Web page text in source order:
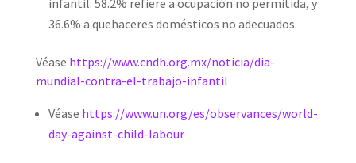
36.6% a quehaceres domésticos no adecuados.
Véase https://www.cndh.org.mx/noticia/dia-
mundial-contra-el-trabajo-infantil
Véase https://www.un.org/es/observances/world-
day-against-child-labour